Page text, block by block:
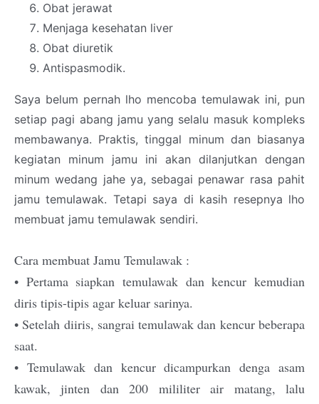
Obat jerawat
Menjaga kesehatan liver
Obat diuretik
Antispasmodik.
Saya belum pernah lho mencoba temulawak ini, pun
setiap pagi abang jamu yang selalu masuk kompleks
membawanya. Praktis, tinggal minum dan biasanya
kegiatan minum jamu ini akan dilanjutkan dengan
minum wedang jahe ya, sebagai penawar rasa pahit
jamu temulawak. Tetapi saya di kasih resepnya lho
membuat jamu temulawak sendiri.
Cara membuat Jamu Temulawak :
• Pertama siapkan temulawak dan kencur kemudian
diris tipis-tipis agar keluar sarinya.
• Setelah diiris, sangrai temulawak dan kencur beberapa
saat.
• Temulawak dan kencur dicampurkan denga asam
kawak, jinten dan 200 mililiter air matang, lalu